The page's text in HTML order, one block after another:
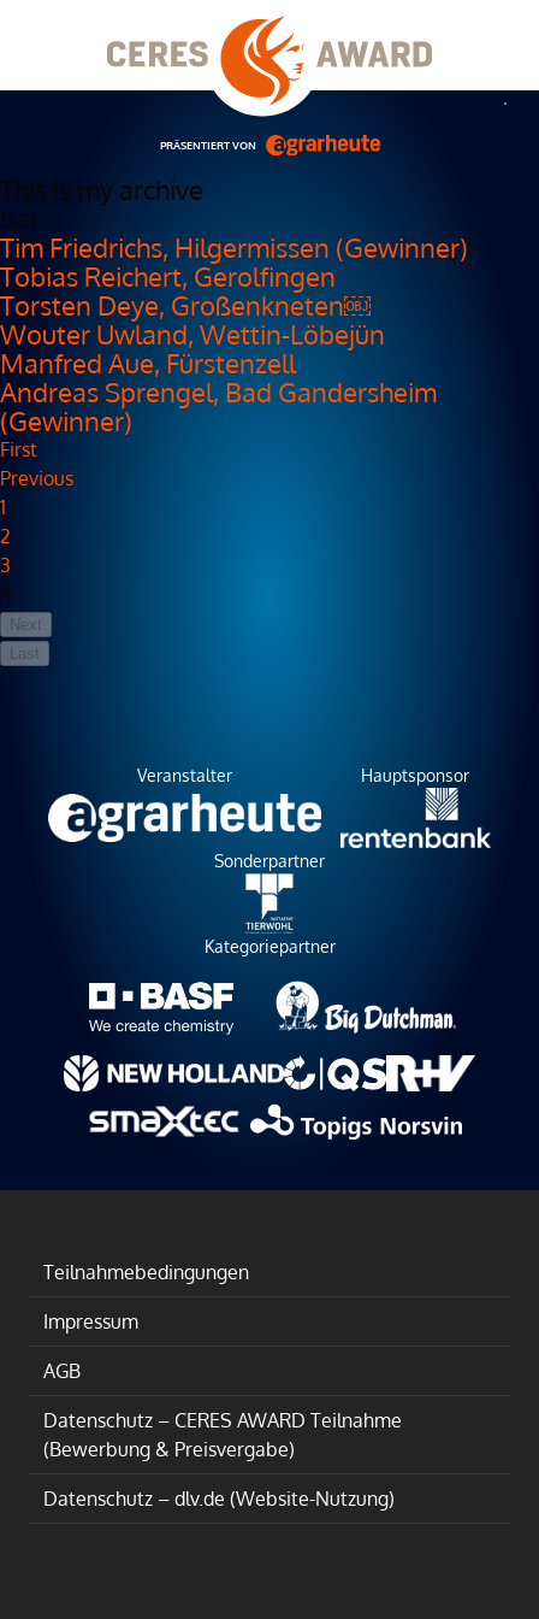
PRÄSENTIERT VON
This is my archive
bar
Tim Friedrichs, Hilgermissen (Gewinner)
Tobias Reichert, Gerolfingen
Torsten Deye, Großenkneten￼
Wouter Uwland, Wettin-Löbejün
Manfred Aue, Fürstenzell
Andreas Sprengel, Bad Gandersheim
(Gewinner)
First
Previous
1
2
3
4
Next
Last
Veranstalter Hauptsponsor
Sonderpartner
Kategoriepartner
Teilnahmebedingungen
Impressum
AGB
Datenschutz – CERES AWARD Teilnahme
(Bewerbung & Preisvergabe)
Datenschutz – dlv.de (Website-Nutzung)